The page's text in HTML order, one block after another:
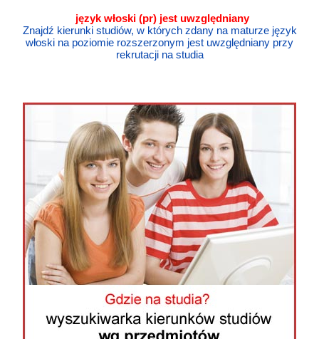
język włoski (pr) jest uwzględniany
Znajdź kierunki studiów, w których zdany na maturze język
włoski na poziomie rozszerzonym jest uwzględniany przy
rekrutacji na studia